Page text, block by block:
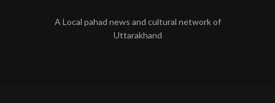
A Local pahad news and cultural network of
Uttarakhand